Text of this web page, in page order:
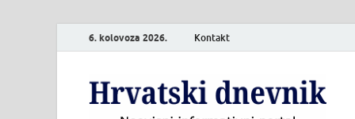
6. kolovoza 2026. Kontakt